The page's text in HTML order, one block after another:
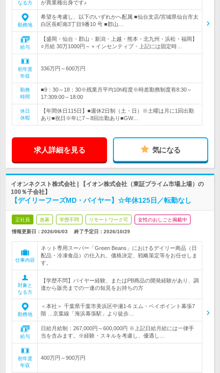
なる方
が異業種出身です♪
勤務地
希望を考慮し、以下のいずれかへ配属 ■仙台支店/宮城県仙台市太
白区長町南3丁目9番10 号 ■郡山…
給与
【盛岡・仙台・郡山・新潟・上越・熊本・北九州・浜松・福岡】
○月給 30万1000円～＋インセンティブ・上記には固定時…
初年度
年収
336万円～600万円
勤務
時間
■9：30～18：30※残業月平均10h程度※時差勤務制度有8:30～
17:309:00～18:00
休日
休暇
【年間休日115日】■週休2日制（土・日）※土曜は月に1回出勤
あり■祝日※年に7～8回出勤あり■GW…
求人詳細を見る 気になる
イオンネクスト株式会社 | 【イオン株式会社（東証プライム市場上場）の
100％子会社】
【デイリーフーズMD・バイヤー】☆年休125日／転勤なし
正社員 急募 学歴不問 リモートワーク可 女性のおしごと掲載中
情報更新日：2026/06/03 終了予定日： 2026/10/29
仕事内容
ネット専用スーパー「Green Beans」におけるデイリー商品（日
配品・冷凍食品）の仕入れ、価格決定、戦略策定等をお任せしま
す。
対象と
なる方
【学歴不問】バイヤー経験、またはPB商品の開発経験があり、調
達から販売までの一連の知見をお持ちの方
勤務地
＜本社＞ 千葉県千葉市美浜区中瀬1-6 エム・ベイポイント幕張7
階 …京葉線「海浜幕張駅」より徒歩…
給与
日給月給制：267,000円～600,000円 ※上記日給月給には一律手
当を含みます。※経験・スキルを考慮し、優遇し…
初年度
年収
400万円～900万円